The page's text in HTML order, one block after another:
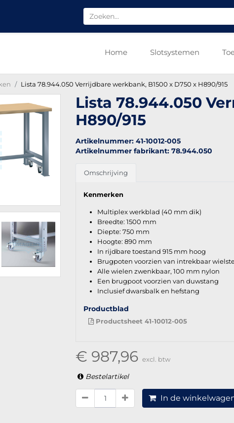
Home Slotsystemen
Lista 78.944.050 Verrijdbare werkbank, B1500 x D750 x H890/915
Lista 78.944.050
H890/915
Artikelnummer: 41-10012-005
Artikelnummer fabrikant: 78.944.050
Omschrijving
Kenmerken
Multiplex werkblad (40 mm dik)
Breedte: 1500 mm
Diepte: 750 mm
Hoogte: 890 mm
In rijdbare toestand 915 mm hoog
Brugpoten voorzien van intrekbaar
Alle wielen zwenkbaar, 100 mm nylon
Een brugpoot voorzien van duwstang
Inclusief dwarsbalk en hefstang
Productblad
Productsheet 41-10012-005
€ 987,96 excl. btw
Bestelartikel
In de